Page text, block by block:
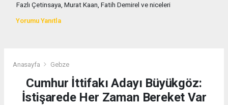
Fazlı Çetinsaya, Murat Kaan, Fatih Demirel ve niceleri
Yorumu Yanıtla
Anasayfa Gebze
Cumhur İttifakı Adayı Büyükgöz:
İstişarede Her Zaman Bereket Var